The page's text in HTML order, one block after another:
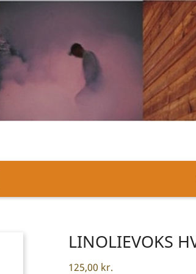
LINOLIEVOKS
125,00 kr.